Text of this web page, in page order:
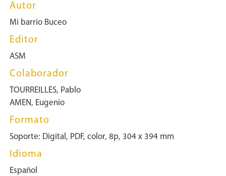
Autor
Mi barrio Buceo
Editor
ASM
Colaborador
TOURREILLES, Pablo
AMEN, Eugenio
Formato
Soporte: Digital, PDF, color, 8p, 304 x 394 mm
Idioma
Español